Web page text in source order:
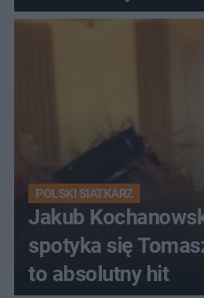
POLSKI SIATKARZ
Jakub
spotyka się
to absolutny hit